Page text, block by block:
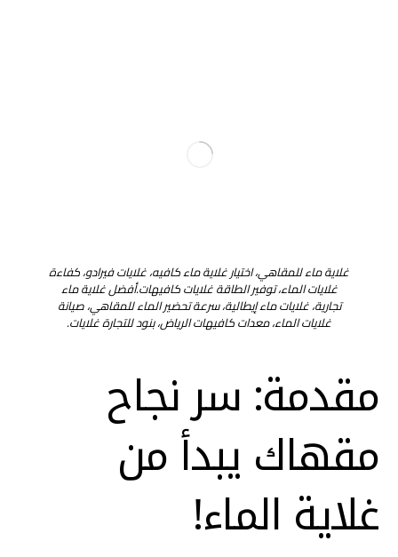
غلاية ماء للمقاهي، اختيار غلاية ماء كافيه، غلايات فيرادو، كفاءة
غلايات الماء، توفير الطاقة غلايات كافيهات.أفضل غلاية ماء
تجارية، غلايات ماء إيطالية، سرعة تحضير الماء للمقاهي، صيانة
غلايات الماء، معدات كافيهات الرياض، بنود للتجارة غلايات.
مقدمة: سر نجاح
مقهاك يبدأ من
غلاية الماء!